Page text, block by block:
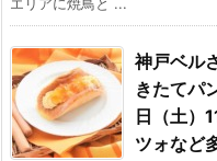
神戸ベル
きたてパ
日（土）
ツォなど